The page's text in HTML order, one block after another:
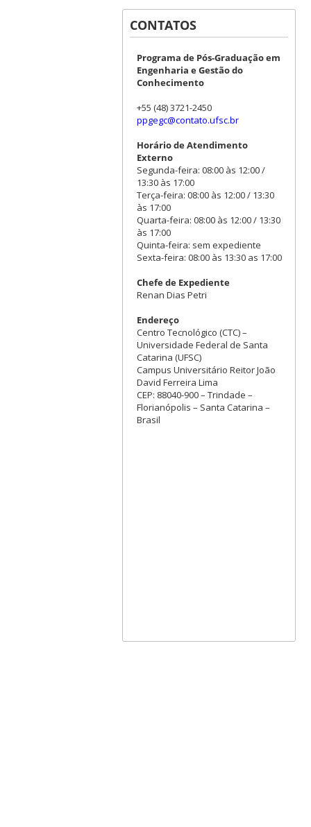
CONTATOS
Programa de Pós-Graduação em
Engenharia e Gestão do
Conhecimento
+55 (48) 3721-2450
ppgegc@contato.ufsc.br
Horário de Atendimento
Externo
Segunda-feira: 08:00 às 12:00 /
13:30 às 17:00
Terça-feira: 08:00 às 12:00 / 13:30
às 17:00
Quarta-feira: 08:00 às 12:00 / 13:30
às 17:00
Quinta-feira: sem expediente
Sexta-feira: 08:00 às 13:30 as 17:00
Chefe de Expediente
Renan Dias Petri
Endereço
Centro Tecnológico (CTC) –
Universidade Federal de Santa
Catarina (UFSC)
Campus Universitário Reitor João
David Ferreira Lima
CEP: 88040-900 – Trindade –
Florianópolis – Santa Catarina –
Brasil